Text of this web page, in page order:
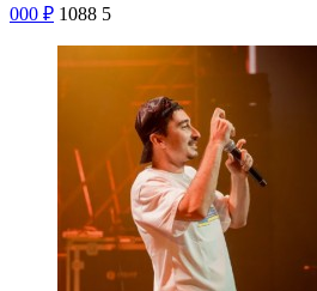
000 ₽ 1088 5